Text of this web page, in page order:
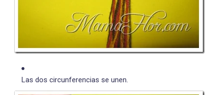
Las dos circunferencias se unen.